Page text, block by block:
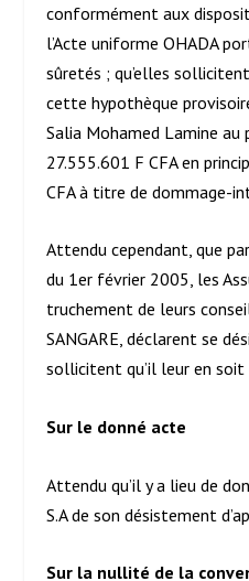
conformément aux
l’Acte uniforme OHADA
sûretés ; qu’elles
cette hypothèque
Salia Mohamed Lamine
27.555.601 F CFA en
CFA à titre de dommage-
Attendu cependant, que
du 1er février 2005, les
truchement de leurs
SANGARE, déclarent se
sollicitent qu’il leur en soit
Sur le donné acte
Attendu qu’il y a lieu de
S.A de son désistement
Sur la nullité de la